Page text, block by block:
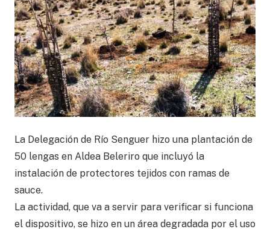
La Delegación de Río Senguer hizo una plantación de
50 lengas en Aldea Beleriro que incluyó la
instalación de protectores tejidos con ramas de
sauce.
La actividad, que va a servir para verificar si funciona
el dispositivo, se hizo en un área degradada por el uso